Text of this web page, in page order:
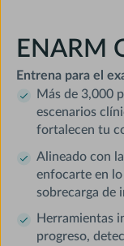
ENARM
Entrena para el
Más de 3,000
escenarios
fortalecen tu
Alineado con
enfocarte en
sobrecarga de
Herramientas
progreso,